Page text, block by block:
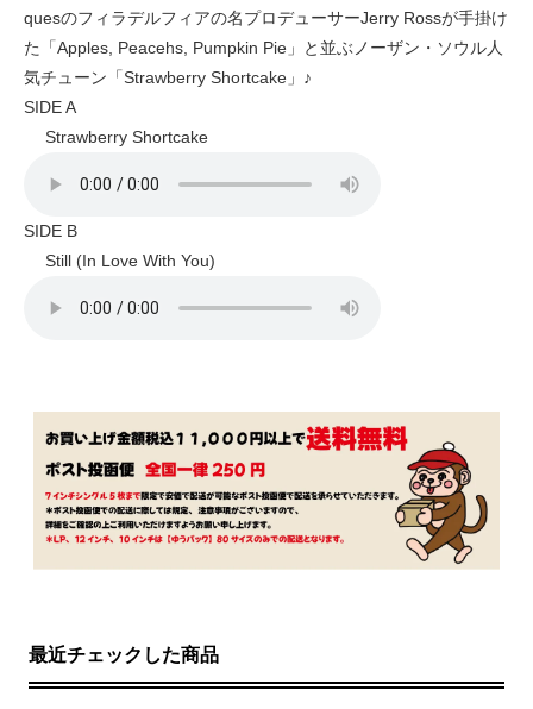
quesのフィラデルフィアの名プロデューサーJerry Rossが手掛け
た「Apples, Peacehs, Pumpkin Pie」と並ぶノーザン・ソウル人
気チューン「Strawberry Shortcake」♪
SIDE A
Strawberry Shortcake
SIDE B
Still (In Love With You)
最近チェックした商品